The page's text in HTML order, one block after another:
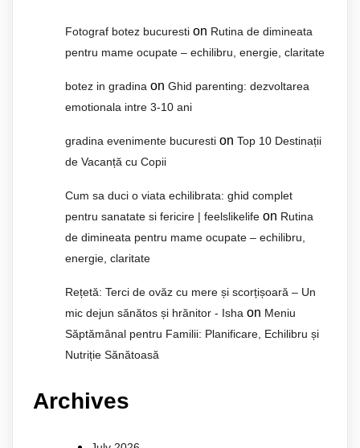
Fotograf botez bucuresti on Rutina de dimineata
pentru mame ocupate – echilibru, energie, claritate
botez in gradina on Ghid parenting: dezvoltarea
emotionala intre 3-10 ani
gradina evenimente bucuresti on Top 10 Destinații
de Vacanță cu Copii
Cum sa duci o viata echilibrata: ghid complet
pentru sanatate si fericire | feelslikelife on Rutina
de dimineata pentru mame ocupate – echilibru,
energie, claritate
Rețetă: Terci de ovăz cu mere și scorțișoară – Un
mic dejun sănătos și hrănitor - Isha on Meniu
Săptămânal pentru Familii: Planificare, Echilibru și
Nutriție Sănătoasă
Archives